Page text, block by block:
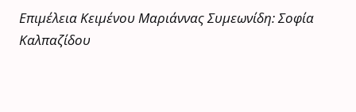
Επιμέλεια Κειμένου Μαριάννας Συμεωνίδη: Σοφία
Καλπαζίδου